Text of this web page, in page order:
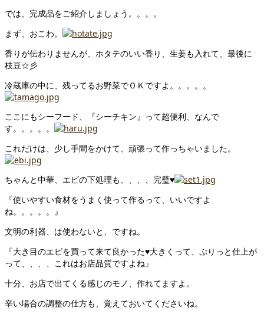
では、完成品をご紹介しましょう。。。。
まず、おこわ。
香りが伝わりませんが、ホタテのいい香り、生姜も入れて、最後に
枝豆☆彡
冷蔵庫の中に、残ってるお野菜でＯＫですよ。。。。。
ここにもシーフード、『シーチキン』って超便利、なんで
す。。。。。
これだけは、少し手間をかけて、頑張って作っちゃいました。
ちゃんと中華、エビの下処理も、、、、完璧♥
『使いやすい食材をうまく使って作るって、いいですよ
ね。。。。。』
文明の利器、は使わないと、ですね。
『大き目のエビを買って来て良かった♥大きくって、ぷりっと仕上が
って、、、、これはお店品質ですよね』
十分、お店で出てくる感じのモノ、作れてますよ。
辛い場合の調整の仕方も、覚えておいてくださいね。